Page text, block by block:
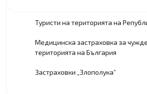
Туристи на територията на
Медицинска застраховка за
територията на България
Застраховки „Злополука”